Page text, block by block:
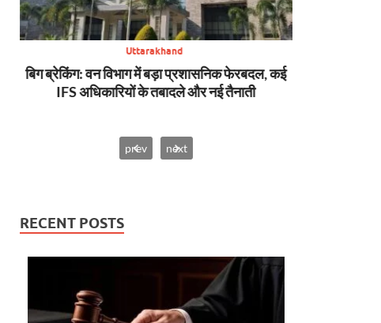
Uttarakhand
बिग ब्रेकिंग: वन विभाग में बड़ा प्रशासनिक फेरबदल, कई
IFS अधिकारियों के तबादले और नई तैनाती
prev next
RECENT POSTS